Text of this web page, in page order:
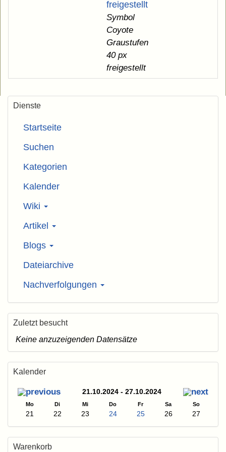
freigestellt
Symbol
Coyote
Graustufen
40 px
freigestellt
Dienste
Startseite
Suchen
Kategorien
Kalender
Wiki
Artikel
Blogs
Dateiarchive
Nachverfolgungen
Zuletzt besucht
Keine anzuzeigenden Datensätze
Kalender
21.10.2024 - 27.10.2024
Mo Di Mi Do Fr Sa So
21 22 23 24 25 26 27
Warenkorb